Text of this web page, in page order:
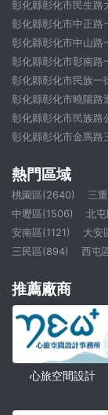
彰化縣彰化市民生路
彰化縣彰化市中正路
彰化縣彰化市中山路
彰化縣彰化市彰南路
彰化縣彰化市民族一
彰化縣彰化市曉陽路
彰化縣彰化市民族路
彰化縣彰化市金馬路
熱門區域
桃園區(2640) 三
中壢區(1506)
北
安南區(1121)
大安
三民區(894)
西屯
推薦廠商
心旅空間設計